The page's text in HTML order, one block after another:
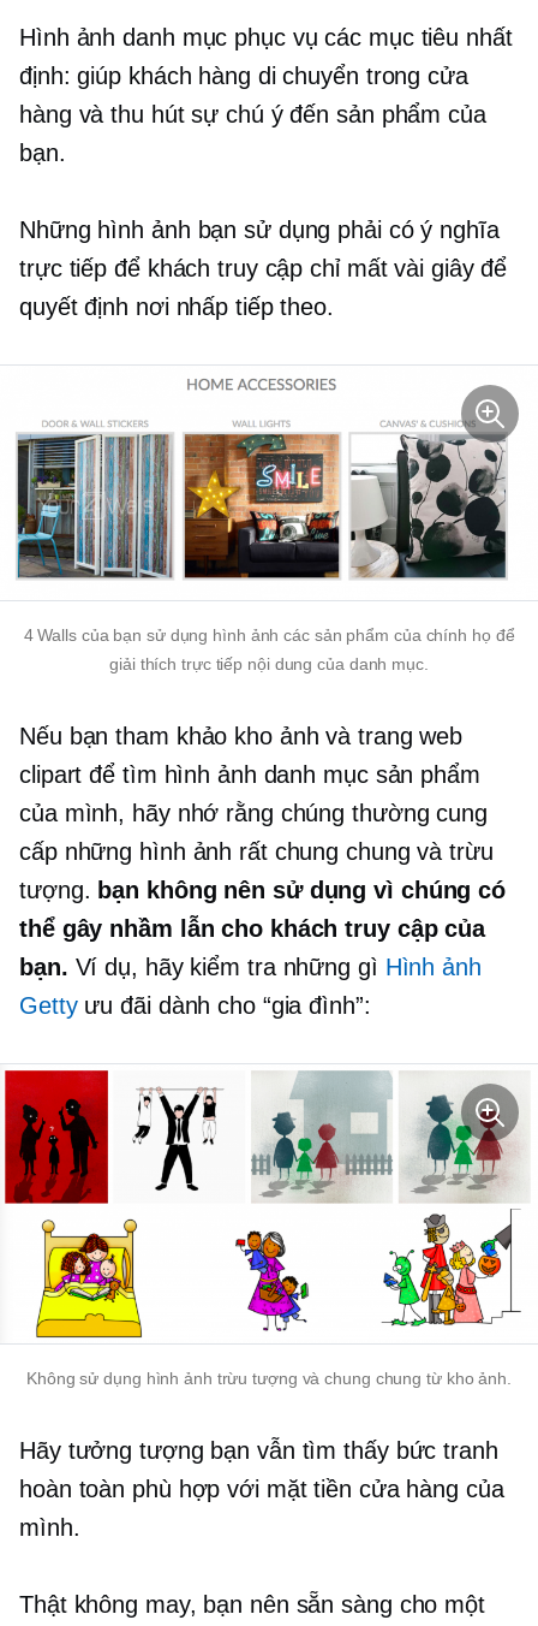
Hình ảnh danh mục phục vụ các mục tiêu nhất
định: giúp khách hàng di chuyển trong cửa
hàng và thu hút sự chú ý đến sản phẩm của
bạn.
Những hình ảnh bạn sử dụng phải có ý nghĩa
trực tiếp để khách truy cập chỉ mất vài giây để
quyết định nơi nhấp tiếp theo.
4 Walls của bạn sử dụng hình ảnh các sản phẩm của chính họ để
giải thích trực tiếp nội dung của danh mục.
Nếu bạn tham khảo kho ảnh và trang web
clipart để tìm hình ảnh danh mục sản phẩm
của mình, hãy nhớ rằng chúng thường cung
cấp những hình ảnh rất chung chung và trừu
tượng. bạn không nên sử dụng vì chúng có
thể gây nhầm lẫn cho khách truy cập của
bạn. Ví dụ, hãy kiểm tra những gì Hình ảnh
Gettyưu đãi dành cho “gia đình”:
Không sử dụng hình ảnh trừu tượng và chung chung từ kho ảnh.
Hãy tưởng tượng bạn vẫn tìm thấy bức tranh
hoàn toàn phù hợp với mặt tiền cửa hàng của
mình.
Thật không may, bạn nên sẵn sàng cho một